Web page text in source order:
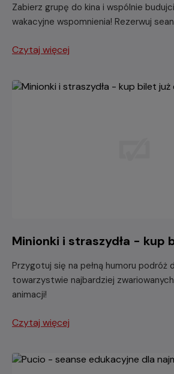
Zabierz grupę do kina i wspólnie
wakacyjne wspomnienia! Rezerwuj
Czytaj więcej
Minionki i straszydła - kup
Przygotuj się na pełną humoru podróż
towarzystwie najbardziej
animacji!
Czytaj więcej